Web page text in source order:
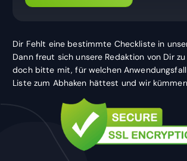
Dir Fehlt eine bestimmte Checkliste in
Dann freut sich unsere Redaktion von Dir zu
doch bitte mit, für welchen
Liste zum Abhaken hättest und wir